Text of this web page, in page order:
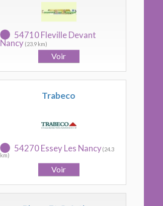
54710 Fleville Devant
Nancy (23.9 km)
Trabeco
54270 Essey Les Nancy(24.3
km)